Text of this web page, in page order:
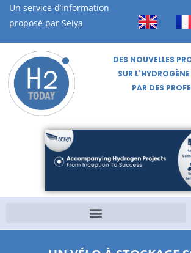
Un service d’information
proposé par Seiya
DES NOUVELLES
SUR
PAR DES